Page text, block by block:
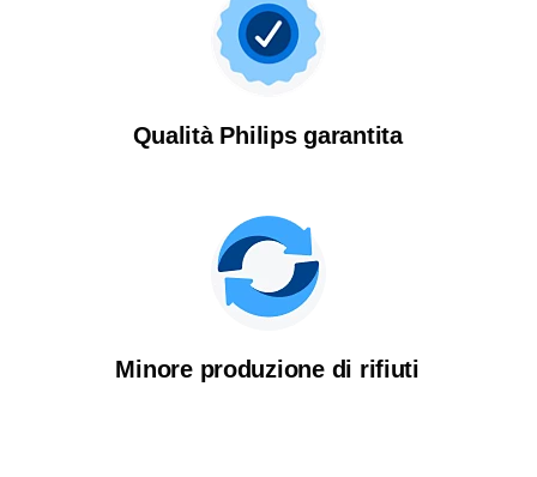
Qualità Philips garantita
Minore produzione di rifiuti
La qualità merita una seconda
Scopri perché offriamo prodotti Philips ricondizionati